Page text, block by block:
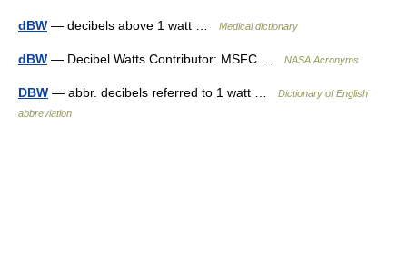
dBW — decibels above 1 watt … Medical dictionary
dBW — Decibel Watts Contributor: MSFC … NASA Acronyms
DBW — abbr. decibels referred to 1 watt …
Dictionary of English
abbreviation